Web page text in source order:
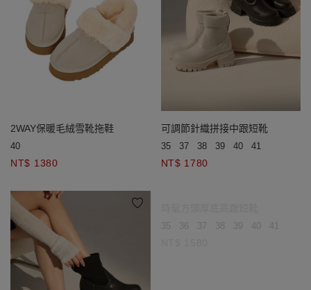
2WAY保暖毛絨雪靴拖鞋
40
NT$ 1380
可調節針織拼接中跟短靴
35 37 38 39 40 41
NT$ 1780
35 36 37 38 39 40 41